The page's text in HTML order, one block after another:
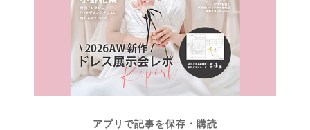
アプリで記事を保存・購読